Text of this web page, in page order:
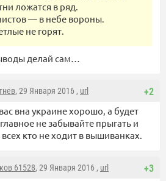
ложатся в ряд.
— в небе вороны.
не горят.
делай сам…
+2
, 29 Января 2016 , url
вна украине хорошо, а будет
не забывайте прыгать и
кто не ходит в вышиванках.
+3
61528, 29 Января 2016 , url